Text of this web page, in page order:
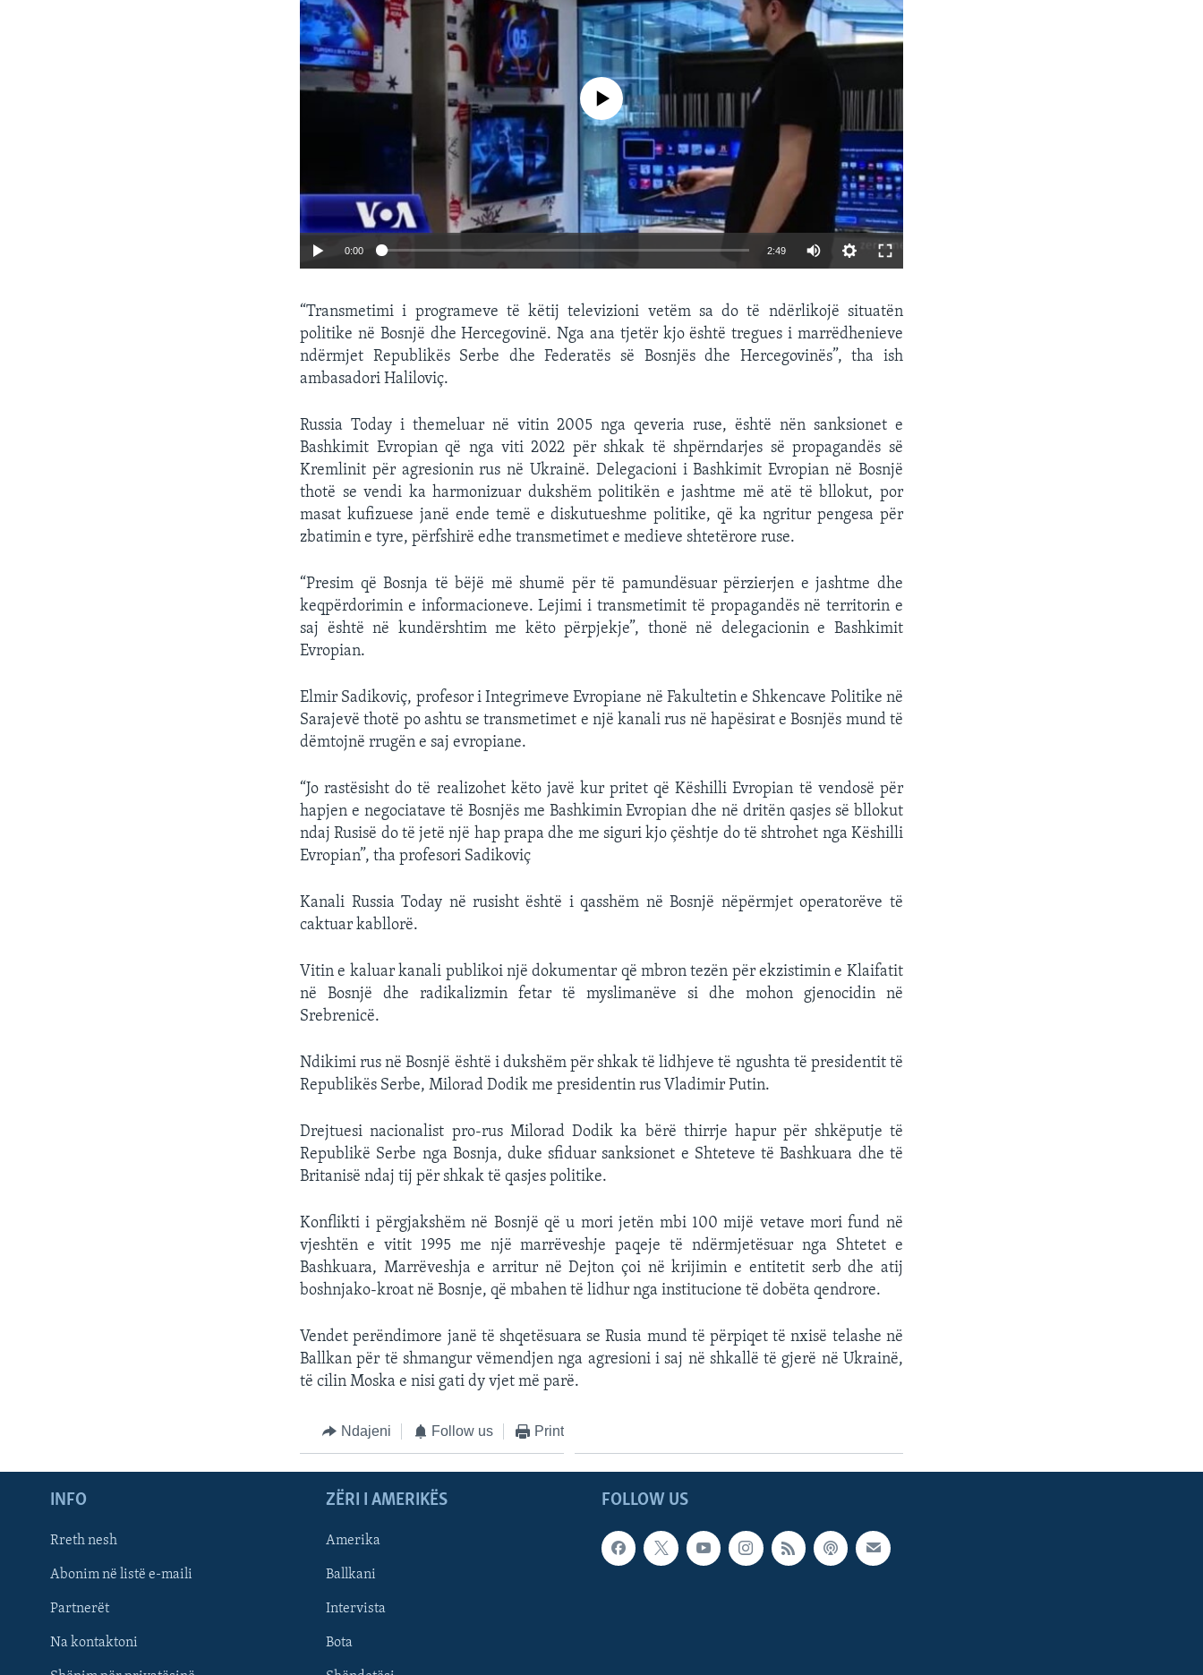
FOLLOW US
No media source currently available
0:00 2:49
“Transmetimi i programeve të këtij televizioni vetëm sa do të ndërlikojë situatën
politike në Bosnjë dhe Hercegovinë. Nga ana tjetër kjo është tregues i marrëdhenieve
ndërmjet Republikës Serbe dhe Federatës së Bosnjës dhe Hercegovinës”, tha ish
ambasadori Haliloviç.
Russia Today i themeluar në vitin 2005 nga qeveria ruse, është nën sanksionet e
Bashkimit Evropian që nga viti 2022 për shkak të shpërndarjes së propagandës së
Kremlinit për agresionin rus në Ukrainë. Delegacioni i Bashkimit Evropian në Bosnjë
thotë se vendi ka harmonizuar dukshëm politikën e jashtme më atë të bllokut, por
masat kufizuese janë ende temë e diskutueshme politike, që ka ngritur pengesa për
zbatimin e tyre, përfshirë edhe transmetimet e medieve shtetërore ruse.
“Presim që Bosnja të bëjë më shumë për të pamundësuar përzierjen e jashtme dhe
keqpërdorimin e informacioneve. Lejimi i transmetimit të propagandës në territorin e
saj është në kundërshtim me këto përpjekje”, thonë në delegacionin e Bashkimit
Evropian.
Elmir Sadikoviç, profesor i Integrimeve Evropiane në Fakultetin e Shkencave Politike në
Sarajevë thotë po ashtu se transmetimet e një kanali rus në hapësirat e Bosnjës mund të
dëmtojnë rrugën e saj evropiane.
“Jo rastësisht do të realizohet këto javë kur pritet që Këshilli Evropian të vendosë për
hapjen e negociatave të Bosnjës me Bashkimin Evropian dhe në dritën qasjes së bllokut
ndaj Rusisë do të jetë një hap prapa dhe me siguri kjo çështje do të shtrohet nga Këshilli
Evropian”, tha profesori Sadikoviç
Kanali Russia Today në rusisht është i qasshëm në Bosnjë nëpërmjet operatorëve të
caktuar kabllorë.
Vitin e kaluar kanali publikoi një dokumentar që mbron tezën për ekzistimin e Klaifatit
në Bosnjë dhe radikalizmin fetar të myslimanëve si dhe mohon gjenocidin në
Srebrenicë.
Ndikimi rus në Bosnjë është i dukshëm për shkak të lidhjeve të ngushta të presidentit të
Republikës Serbe, Milorad Dodik me presidentin rus Vladimir Putin.
Drejtuesi nacionalist pro-rus Milorad Dodik ka bërë thirrje hapur për shkëputje të
Republikë Serbe nga Bosnja, duke sfiduar sanksionet e Shteteve të Bashkuara dhe të
Britanisë ndaj tij për shkak të qasjes politike.
Konflikti i përgjakshëm në Bosnjë që u mori jetën mbi 100 mijë vetave mori fund në
vjeshtën e vitit 1995 me një marrëveshje paqeje të ndërmjetësuar nga Shtetet e
Bashkuara, Marrëveshja e arritur në Dejton çoi në krijimin e entitetit serb dhe atij
boshnjako-kroat në Bosnje, që mbahen të lidhur nga institucione të dobëta qendrore.
Vendet perëndimore janë të shqetësuara se Rusia mund të përpiqet të nxisë telashe në
Ballkan për të shmangur vëmendjen nga agresioni i saj në shkallë të gjerë në Ukrainë,
të cilin Moska e nisi gati dy vjet më parë.
Ndajeni Follow us Print
FOLLOW US
INFO
Rreth nesh
Abonim në listë e-maili
Partnerët
Na kontaktoni
ZËRI I AMERIKËS
Amerika
Ballkani
Intervista
Bota